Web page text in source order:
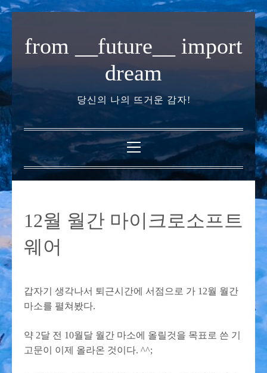
내
가
기
from __future__ import
dream
당신의 나의 뜨거운 감자!
기
본
메
뉴
12월 월간 마이크로소프트
웨어
갑자기 생각나서 퇴근시간에 서점으로 가 12월 월간
마소를 펼쳐봤다.
약 2달 전 10월달 월간 마소에 올릴것을 목표로 쓴 기
고문이 이제 올라온 것이다. ^^;